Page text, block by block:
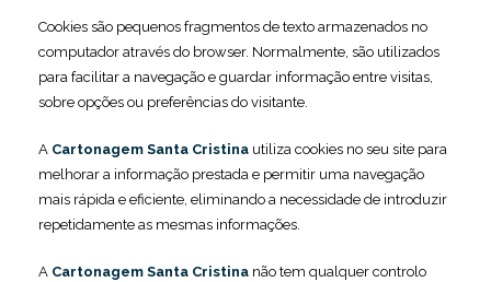
Cookies são pequenos fragmentos de texto armazenados no
computador através do browser. Normalmente, são utilizados
para facilitar a navegação e guardar informação entre visitas,
sobre opções ou preferências do visitante.
A Cartonagem Santa Cristina utiliza cookies no seu site para
melhorar a informação prestada e permitir uma navegação
mais rápida e eficiente, eliminando a necessidade de introduzir
repetidamente as mesmas informações.
A Cartonagem Santa Cristina não tem qualquer controlo